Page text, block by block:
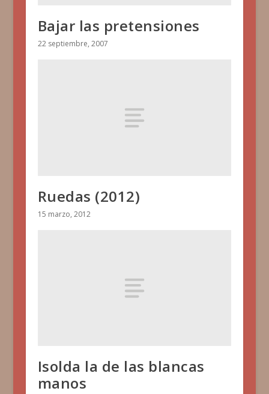
Bajar las pretensiones
22 septiembre, 2007
Ruedas (2012)
15 marzo, 2012
Isolda la de las blancas
manos